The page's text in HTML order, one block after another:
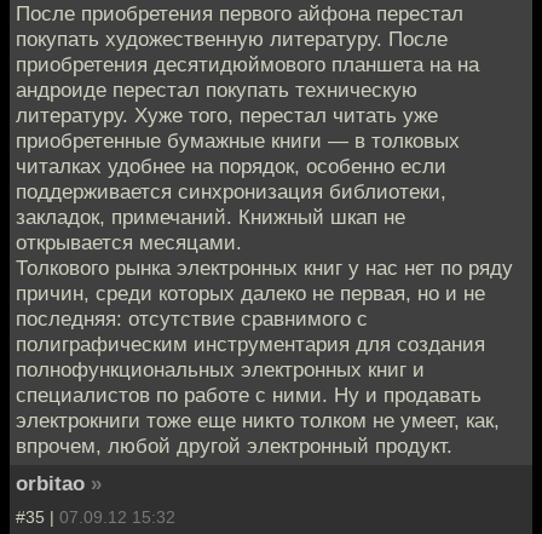
После приобретения первого айфона перестал
покупать художественную литературу. После
приобретения десятидюймового планшета на на
андроиде перестал покупать техническую
литературу. Хуже того, перестал читать уже
приобретенные бумажные книги — в толковых
читалках удобнее на порядок, особенно если
поддерживается синхронизация библиотеки,
закладок, примечаний. Книжный шкап не
открывается месяцами.
Толкового рынка электронных книг у нас нет по ряду
причин, среди которых далеко не первая, но и не
последняя: отсутствие сравнимого с
полиграфическим инструментария для создания
полнофункциональных электронных книг и
специалистов по работе с ними. Ну и продавать
электрокниги тоже еще никто толком не умеет, как,
впрочем, любой другой электронный продукт.
orbitao »
#35 | 07.09.12 15:32